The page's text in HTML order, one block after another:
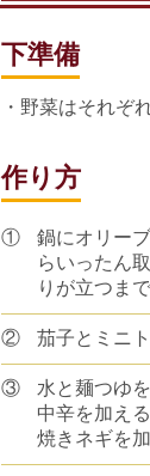
下準備
・野菜はそれぞ
作り方
①
鍋にオリー
らいったん
りが立つま
② 茄子とミニ
③
水と麺つゆ
中辛を加え
焼きネギを